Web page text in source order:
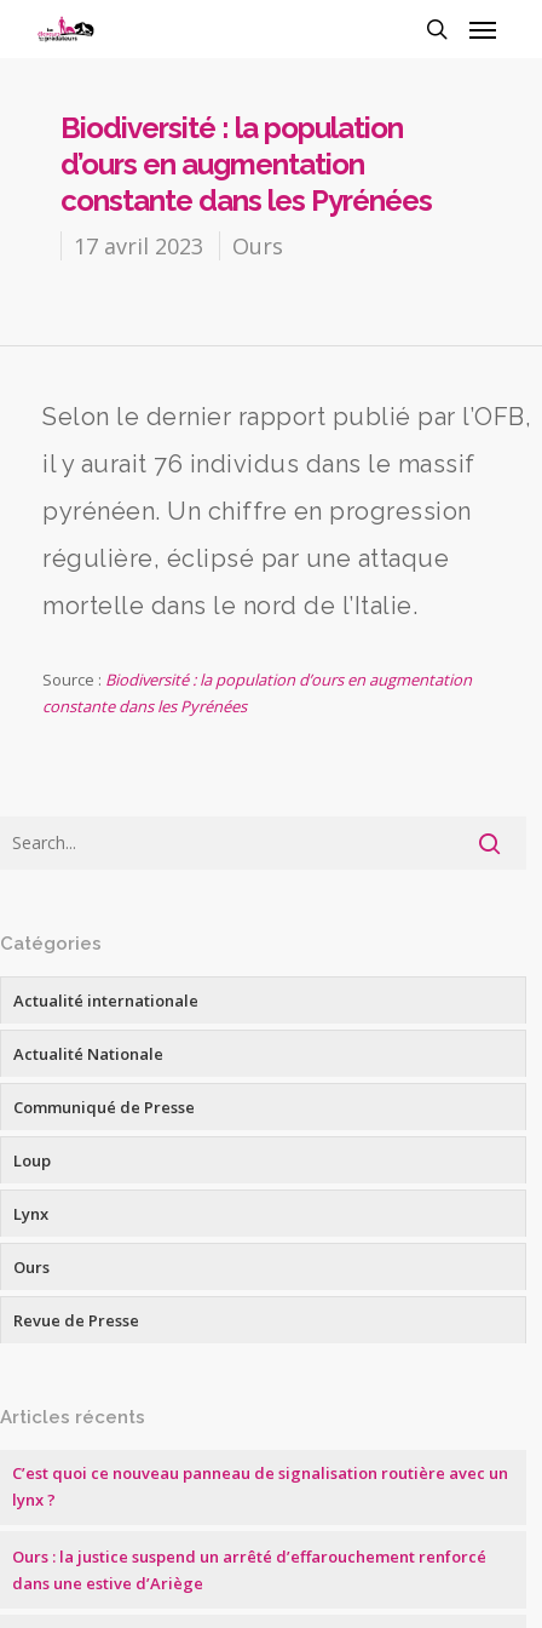
Biodiversité : la population
d’ours en augmentation
constante dans les Pyrénées
17 avril 2023 Ours
Selon le dernier rapport publié par l’OFB,
il y aurait 76 individus dans le massif
pyrénéen. Un chiffre en progression
régulière, éclipsé par une attaque
mortelle dans le nord de l’Italie.
Source : Biodiversité : la population d’ours en augmentation
constante dans les Pyrénées
Catégories
Actualité internationale
Actualité Nationale
Communiqué de Presse
Loup
Lynx
Ours
Revue de Presse
Articles récents
C’est quoi ce nouveau panneau de signalisation routière avec un
lynx ?
Ours : la justice suspend un arrêté d’effarouchement renforcé
dans une estive d’Ariège